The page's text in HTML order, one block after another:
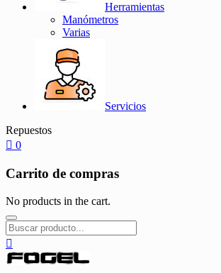
Herramientas
Manómetros
Varias
Servicios
Repuestos
0
Carrito de compras
No products in the cart.